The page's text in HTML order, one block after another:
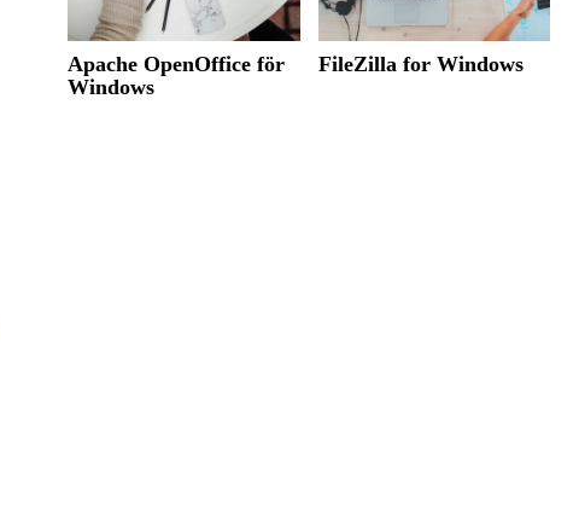
Apache OpenOffice för
Windows
FileZilla for Windows